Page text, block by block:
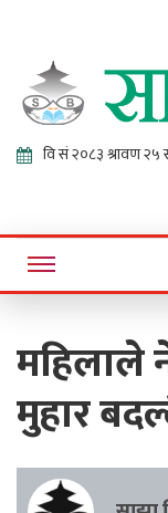
Online News Portal
महिलाले
मुहार